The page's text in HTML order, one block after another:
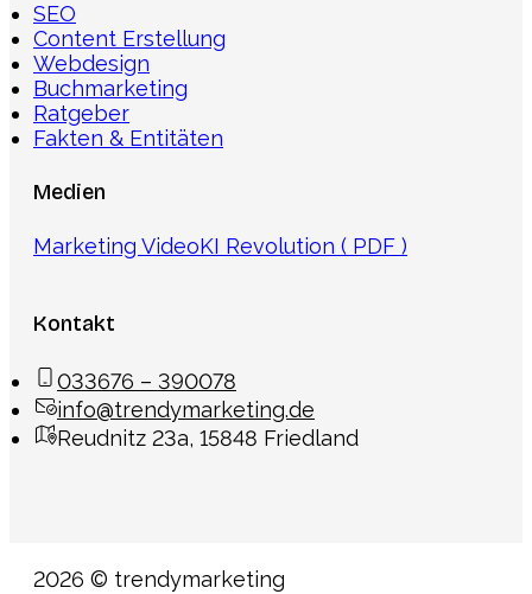
SEO
Content Erstellung
Webdesign
Buchmarketing
Ratgeber
Fakten & Entitäten
Medien
Marketing VideoKI Revolution ( PDF )
Kontakt
033676 – 390078
info@trendymarketing.de
Reudnitz 23a, 15848 Friedland
2026 © trendymarketing